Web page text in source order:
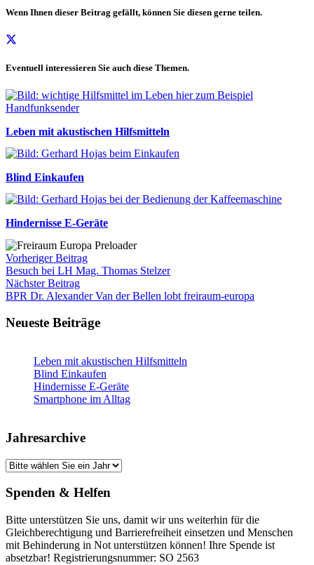
Wenn Ihnen dieser Beitrag gefällt, können Sie diesen gerne teilen.
Eventuell interessieren Sie auch diese Themen.
Leben mit akustischen Hilfsmitteln
Blind Einkaufen
Hindernisse E-Geräte
Vorheriger Beitrag
Besuch bei LH Mag. Thomas Stelzer
Nächster Beitrag
BPR Dr. Alexander Van der Bellen lobt freiraum-europa
Neueste Beiträge
Leben mit akustischen Hilfsmitteln
Blind Einkaufen
Hindernisse E-Geräte
Smartphone im Alltag
Jahresarchive
Spenden & Helfen
Bitte unterstützen Sie uns, damit wir uns weiterhin für die
Gleichberechtigung und Barrierefreiheit einsetzen und Menschen
mit Behinderung in Not unterstützen können! Ihre Spende ist
absetzbar! Registrierungsnummer: SO 2563